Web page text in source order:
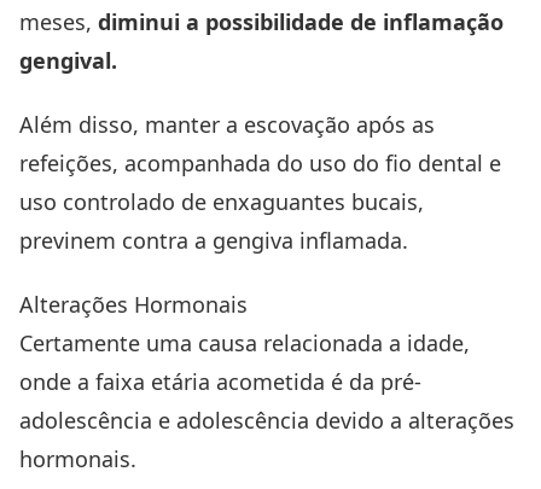
meses, diminui a possibilidade de inflamação
gengival.
Além disso, manter a escovação após as
refeições, acompanhada do uso do fio dental e
uso controlado de enxaguantes bucais,
previnem contra a gengiva inflamada.
Alterações Hormonais
Certamente uma causa relacionada a idade,
onde a faixa etária acometida é da pré-
adolescência e adolescência devido a alterações
hormonais.